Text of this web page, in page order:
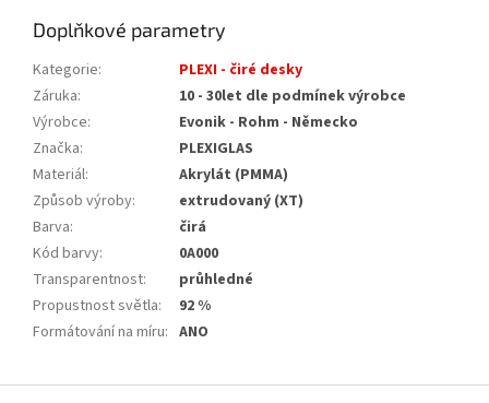
Doplňkové parametry
Kategorie:
PLEXI - čiré desky
Záruka:
10 - 30let dle podmínek výrobce
Výrobce:
Evonik - Rohm - Německo
Značka:
PLEXIGLAS
Materiál:
Akrylát (PMMA)
Způsob výroby:
extrudovaný (XT)
Barva:
čirá
Kód barvy:
0A000
Transparentnost:
průhledné
Propustnost světla:
92 %
Formátování na míru: ANO